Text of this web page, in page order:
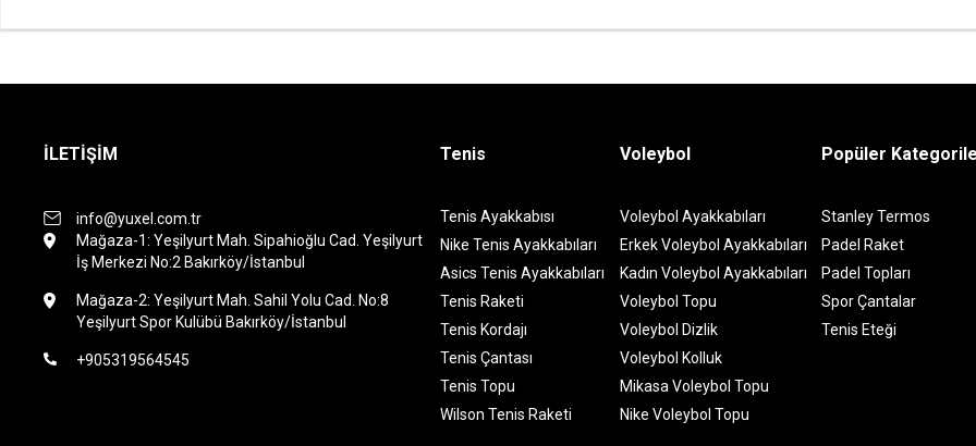
İLETİŞİM
info@yuxel.com.tr
Mağaza-1: Yeşilyurt Mah. Sipahioğlu Cad. Yeşilyurt
İş Merkezi No:2 Bakırköy/İstanbul
Mağaza-2: Yeşilyurt Mah. Sahil Yolu Cad. No:8
Yeşilyurt Spor Kulübü Bakırköy/İstanbul
+905319564545
Tenis
Tenis Ayakkabısı
Nike Tenis Ayakkabıları
Asics Tenis Ayakkabıları
Tenis Raketi
Tenis Kordajı
Tenis Çantası
Tenis Topu
Wilson Tenis Raketi
Voleybol
Voleybol Ayakkabıları
Erkek Voleybol Ayakkabıları
Kadın Voleybol Ayakkabıları
Voleybol Topu
Voleybol Dizlik
Voleybol Kolluk
Mikasa Voleybol Topu
Nike Voleybol Topu
Popüler
Stanley Termos
Padel Raket
Padel Topları
Spor Çantalar
Tenis Eteği